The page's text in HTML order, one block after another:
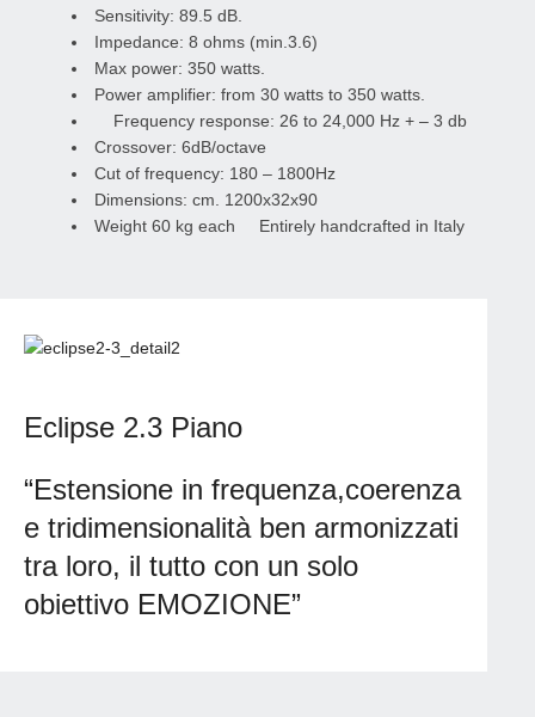
Sensitivity: 89.5 dB.
Impedance: 8 ohms (min.3.6)
Max power: 350 watts.
Power amplifier: from 30 watts to 350 watts.
Frequency response: 26 to 24,000 Hz + – 3 db
Crossover: 6dB/octave
Cut of frequency: 180 – 1800Hz
Dimensions: cm. 1200x32x90
Weight 60 kg each Entirely handcrafted in Italy
Eclipse 2.3 Piano
“Estensione in frequenza,coerenza
e tridimensionalità ben armonizzati
tra loro, il tutto con un solo
obiettivo EMOZIONE”